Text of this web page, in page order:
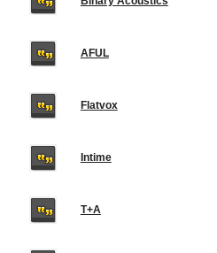
AFUL
Flatvox
Intime
T+A